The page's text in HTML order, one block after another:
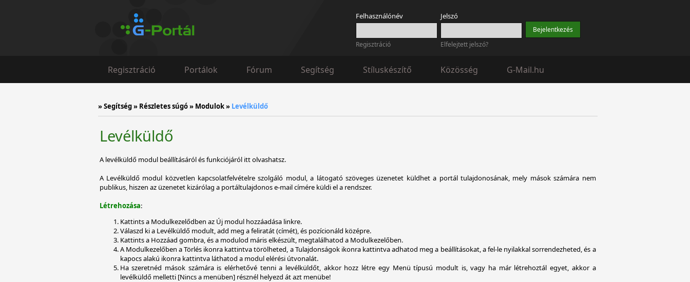
Felhasználónév
Regisztráció
Jelszó
Elfelejtett jelszó?
Regisztráció Portálok Fórum Segítség Stíluskészítő Közösség G-Mail.hu
»Segítség» Részletes súgó» Modulok» Levélküldő
Levélküldő
A levélküldő modul beállításáról és funkciójáról itt olvashatsz.
A Levélküldő modul közvetlen kapcsolatfelvételre szolgáló modul, a látogató szöveges üzenetet küldhet a portál tulajdonosának, mely mások számára nem
publikus, hiszen az üzenetet kizárólag a portáltulajdonos e-mail címére küldi el a rendszer.
Létrehozása:
Kattints a Modulkezelődben az Új modul hozzáadása linkre.
Válaszd ki a Levélküldő modult, add meg a feliratát (címét), és pozícionáld középre.
Kattints a Hozzáad gombra, és a modulod máris elkészült, megtalálhatod a Modulkezelőben.
A Modulkezelőben a Törlés ikonra kattintva törölheted, a Tulajdonságok ikonra kattintva adhatod meg a beállításokat, a fel-le nyilakkal sorrendezheted, és a
kapocs alakú ikonra kattintva láthatod a modul elérési útvonalát.
Ha szeretnéd mások számára is elérhetővé tenni a levélküldőt, akkor hozz létre egy Menü típusú modult is, vagy ha már létrehoztál egyet, akkor a
levélküldő melletti [Nincs a menüben] résznél helyezd át azt menübe!